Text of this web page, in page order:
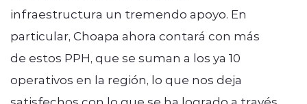
infraestructura un tremendo apoyo. En
particular, Choapa ahora contará con más
de estos PPH, que se suman a los ya 10
operativos en la región, lo que nos deja
satisfechos con lo que se ha logrado a través